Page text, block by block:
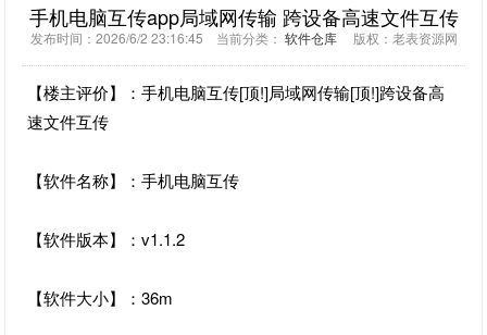
手机电脑互传app局域网传输 跨设备高速文件互传
发布时间：2026/6/2 23:16:45 当前分类： 软件仓库版权：老表资源网
【楼主评价】：手机电脑互传[顶!]局域网传输[顶!]跨设备高
速文件互传
【软件名称】：手机电脑互传
【软件版本】：v1.1.2
【软件大小】：36m